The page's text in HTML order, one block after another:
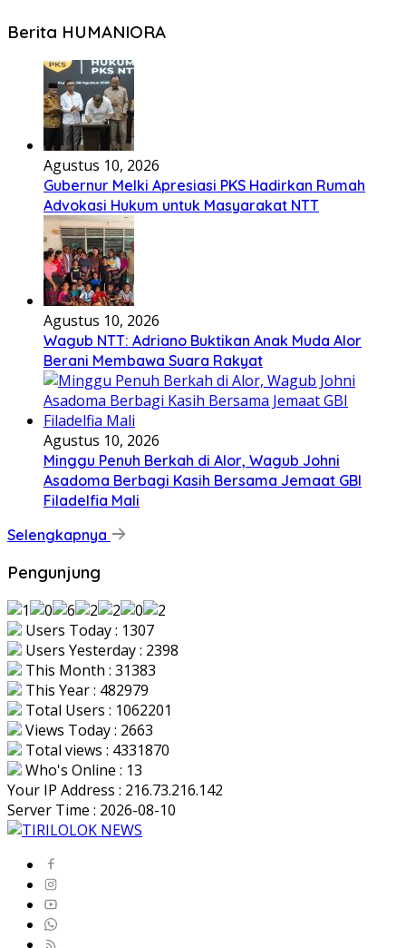
Berita HUMANIORA
Agustus 10, 2026
Gubernur Melki Apresiasi PKS Hadirkan Rumah
Advokasi Hukum untuk Masyarakat NTT
Agustus 10, 2026
Wagub NTT: Adriano Buktikan Anak Muda Alor
Berani Membawa Suara Rakyat
Agustus 10, 2026
Minggu Penuh Berkah di Alor, Wagub Johni
Asadoma Berbagi Kasih Bersama Jemaat GBI
Filadelfia Mali
Selengkapnya
Pengunjung
Users Today : 1307
Users Yesterday : 2398
This Month : 31383
This Year : 482979
Total Users : 1062201
Views Today : 2663
Total views : 4331870
Who's Online : 13
Your IP Address : 216.73.216.142
Server Time : 2026-08-10